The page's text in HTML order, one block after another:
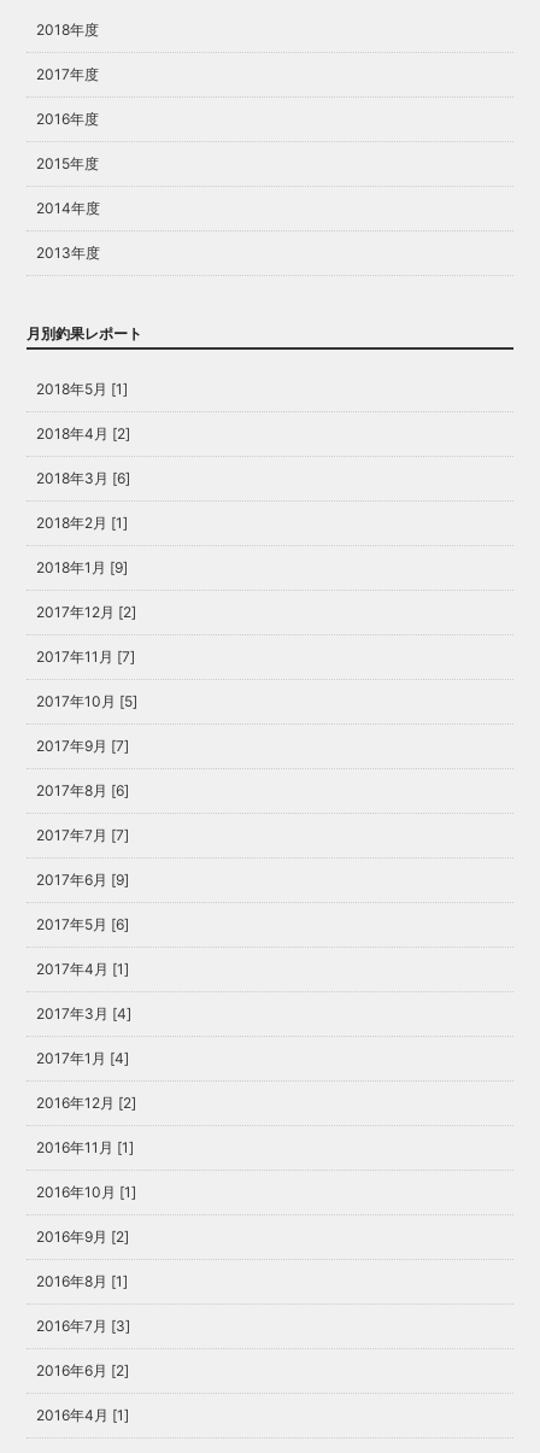
2018年度
2017年度
2016年度
2015年度
2014年度
2013年度
月別釣果レポート
2018年5月 [1]
2018年4月 [2]
2018年3月 [6]
2018年2月 [1]
2018年1月 [9]
2017年12月 [2]
2017年11月 [7]
2017年10月 [5]
2017年9月 [7]
2017年8月 [6]
2017年7月 [7]
2017年6月 [9]
2017年5月 [6]
2017年4月 [1]
2017年3月 [4]
2017年1月 [4]
2016年12月 [2]
2016年11月 [1]
2016年10月 [1]
2016年9月 [2]
2016年8月 [1]
2016年7月 [3]
2016年6月 [2]
2016年4月 [1]